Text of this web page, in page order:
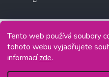
Tento web používá soubory
tohoto webu vyjadřujete
informacízde.
Copyright 2026